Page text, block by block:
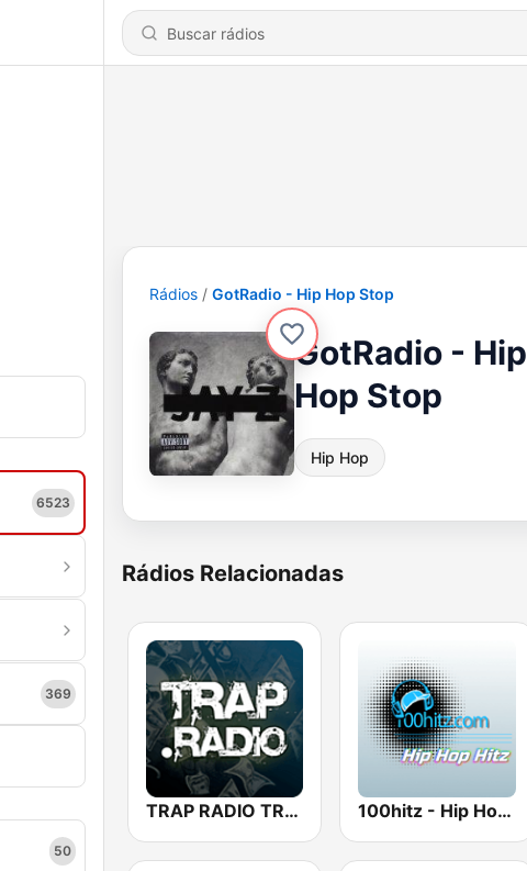
6523
369
50
Rádios GotRadio - Hip Hop Stop
GotRadio - Hip
Hop Stop
Hip Hop
Rádios Relacionadas
TRAP RADIO TRAP.radio 100hitz - Hip Hop Hitz